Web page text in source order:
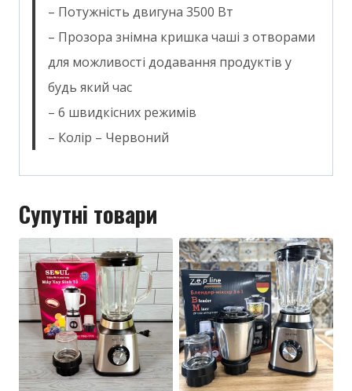
– Потужність двигуна 3500 Вт
– Прозора знімна кришка чаші з отворами
для можливості додавання продуктів у
будь який час
– 6 швидкісних режимів
– Колір – Червоний
Супутні товари